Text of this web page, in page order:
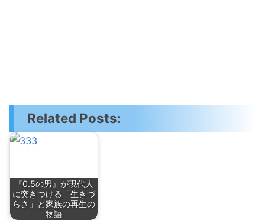
Related Posts:
『0.5の男』が現代人
に突きつける「生きづ
らさ」と家族の再生の
物語